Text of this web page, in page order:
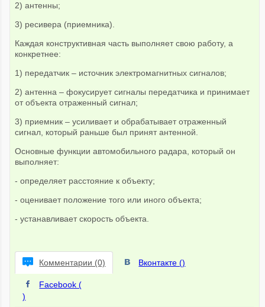
2) антенны;
3) ресивера (приемника).
Каждая конструктивная часть выполняет свою работу, а
конкретнее:
1) передатчик – источник электромагнитных сигналов;
2) антенна – фокусирует сигналы передатчика и принимает
от объекта отраженный сигнал;
3) приемник – усиливает и обрабатывает отраженный
сигнал, который раньше был принят антенной.
Основные функции автомобильного радара, который он
выполняет:
- определяет расстояние к объекту;
- оценивает положение того или иного объекта;
- устанавливает скорость объекта.
Комментарии (0) Вконтакте ()
Facebook (
)